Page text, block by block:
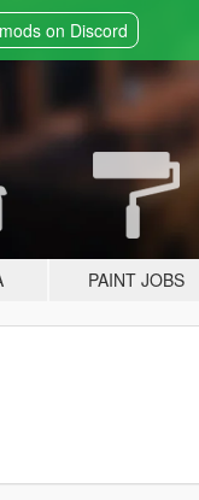
on Discord
PAINT JOBS